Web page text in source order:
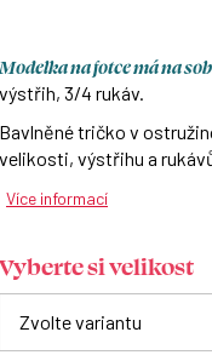
Modelka na fotce má na
výstřih, 3/4 rukáv.
Bavlněné tričko v
velikosti, výstřihu a
Více informací
Vyberte si velikost